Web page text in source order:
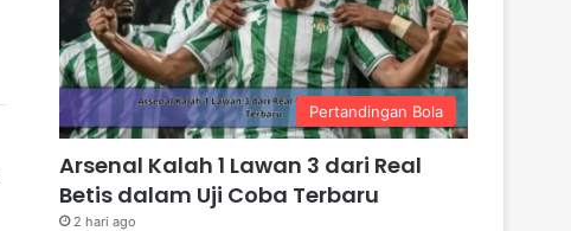
Pertandingan Bola
Arsenal Kalah 1 Lawan 3 dari Real
Betis dalam Uji Coba Terbaru
2 hari ago